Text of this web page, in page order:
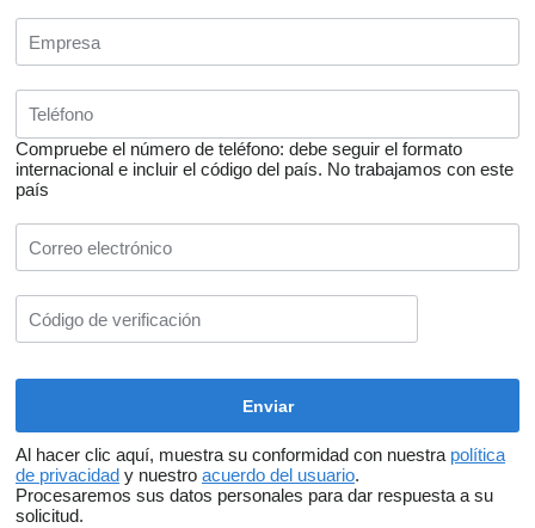
Compruebe el número de teléfono: debe seguir el formato
internacional e incluir el código del país. No trabajamos con este
país
Al hacer clic aquí, muestra su conformidad con nuestra política
de privacidad y nuestro acuerdo del usuario.
Procesaremos sus datos personales para dar respuesta a su
solicitud.